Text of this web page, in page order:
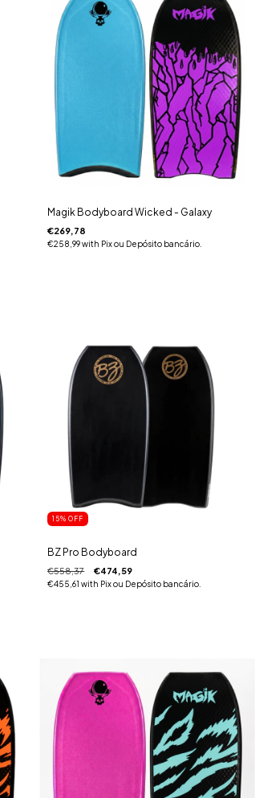
Magik Bodyboard Wicked - Galaxy
€269,78
€258,99with Pix ou Depósito bancário.
15% OFF
BZ Pro Bodyboard
€558,37 €474,59
€455,61with Pix ou Depósito bancário.